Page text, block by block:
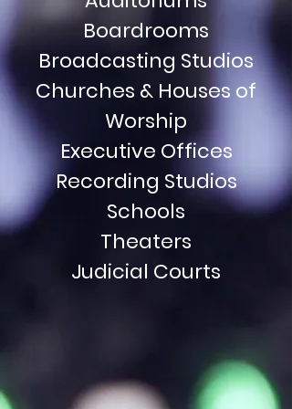
DESK
DESK
Boardrooms
Broadcasting Studios
Churches & Houses of
Worship
Executive Offices
Recording Studios
Schools
Theaters
Judicial Courts